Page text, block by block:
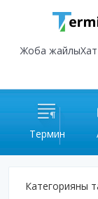
Жоба жайлы
Термин
Категорияны